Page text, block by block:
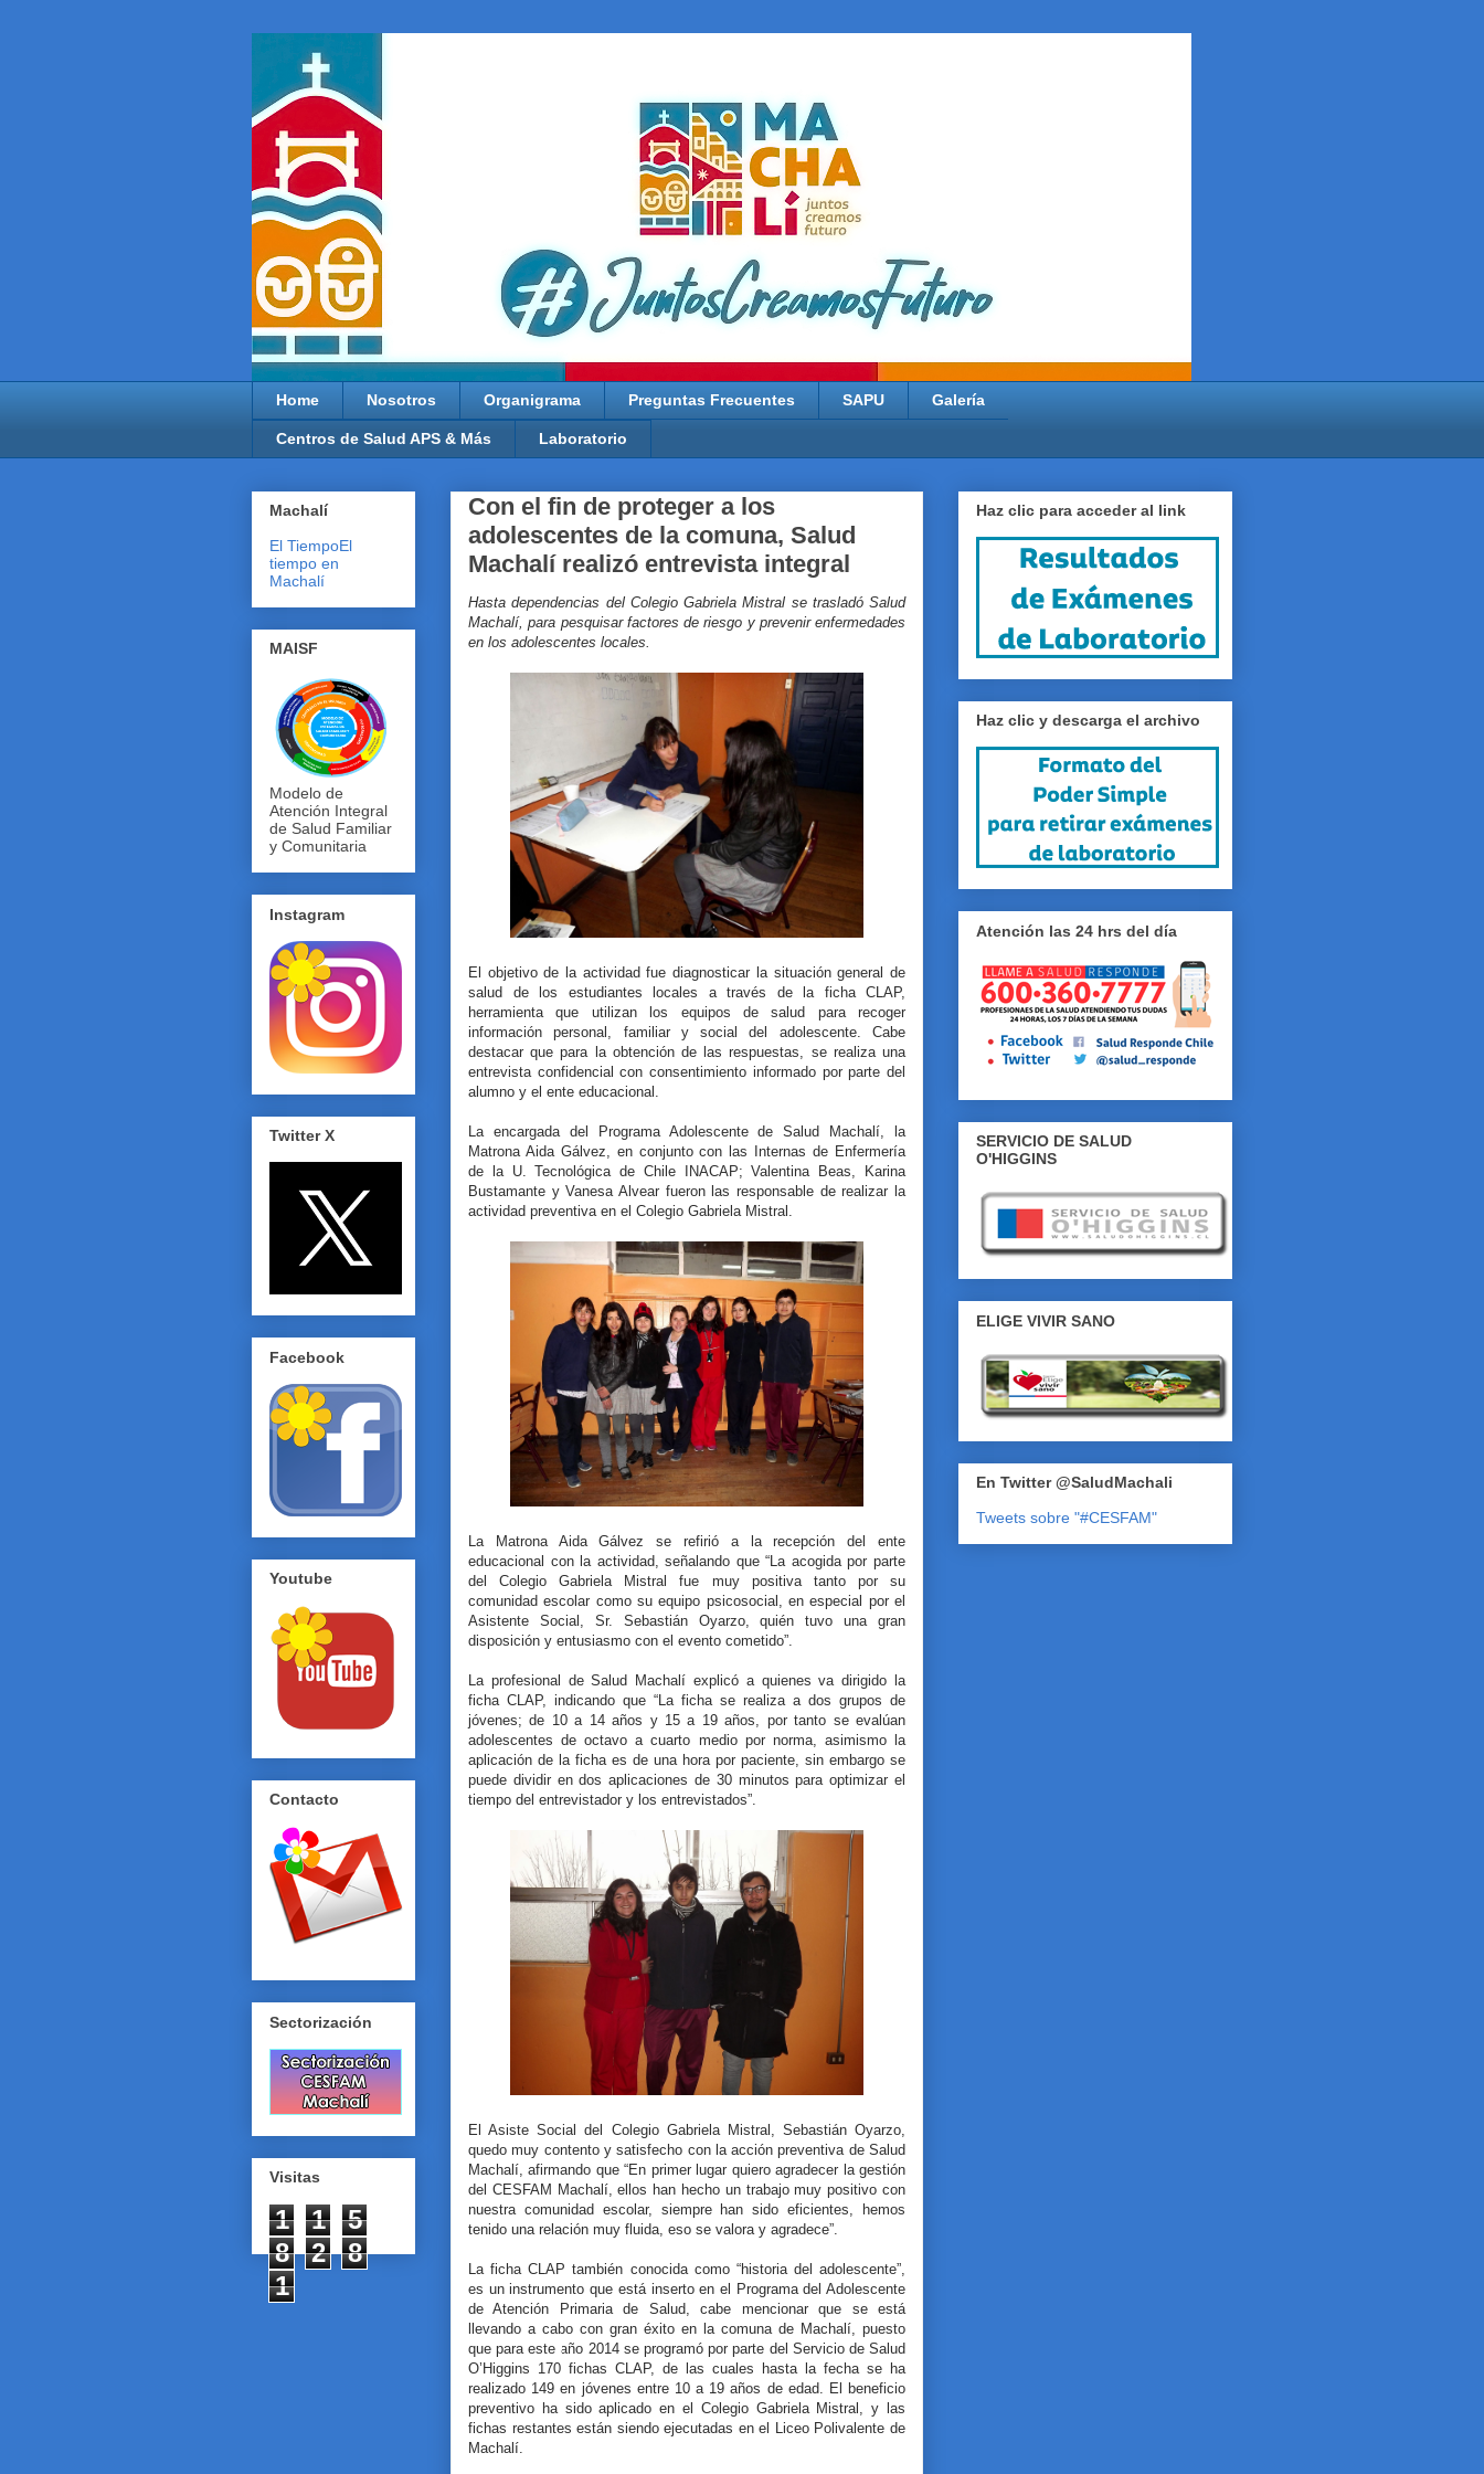
Home Nosotros Organigrama Preguntas Frecuentes SAPU Galería
Centros de Salud APS & Más Laboratorio
Con el fin de proteger a los
adolescentes de la comuna, Salud
Machalí realizó entrevista integral
Hasta dependencias del Colegio Gabriela Mistral se trasladó Salud
Machalí, para pesquisar factores de riesgo y prevenir enfermedades
en los adolescentes locales.
El objetivo de la actividad fue diagnosticar la situación general de
salud de los estudiantes locales a través de la ficha CLAP,
herramienta que utilizan los equipos de salud para recoger
información personal, familiar y social del adolescente. Cabe
destacar que para la obtención de las respuestas, se realiza una
entrevista confidencial con consentimiento informado por parte del
alumno y el ente educacional.
La encargada del Programa Adolescente de Salud Machalí, la
Matrona Aida Gálvez, en conjunto con las Internas de Enfermería
de la U. Tecnológica de Chile INACAP; Valentina Beas, Karina
Bustamante y Vanesa Alvear fueron las responsable de realizar la
actividad preventiva en el Colegio Gabriela Mistral.
La Matrona Aida Gálvez se refirió a la recepción del ente
educacional con la actividad, señalando que “La acogida por parte
del Colegio Gabriela Mistral fue muy positiva tanto por su
comunidad escolar como su equipo psicosocial, en especial por el
Asistente Social, Sr. Sebastián Oyarzo, quién tuvo una gran
disposición y entusiasmo con el evento cometido”.
La profesional de Salud Machalí explicó a quienes va dirigido la
ficha CLAP, indicando que “La ficha se realiza a dos grupos de
jóvenes; de 10 a 14 años y 15 a 19 años, por tanto se evalúan
adolescentes de octavo a cuarto medio por norma, asimismo la
aplicación de la ficha es de una hora por paciente, sin embargo se
puede dividir en dos aplicaciones de 30 minutos para optimizar el
tiempo del entrevistador y los entrevistados”.
El Asiste Social del Colegio Gabriela Mistral, Sebastián Oyarzo,
quedo muy contento y satisfecho con la acción preventiva de Salud
Machalí, afirmando que “En primer lugar quiero agradecer la gestión
del CESFAM Machalí, ellos han hecho un trabajo muy positivo con
nuestra comunidad escolar, siempre han sido eficientes, hemos
tenido una relación muy fluida, eso se valora y agradece”.
La ficha CLAP también conocida como “historia del adolescente”,
es un instrumento que está inserto en el Programa del Adolescente
de Atención Primaria de Salud, cabe mencionar que se está
llevando a cabo con gran éxito en la comuna de Machalí, puesto
que para este año 2014 se programó por parte del Servicio de Salud
O’Higgins 170 fichas CLAP, de las cuales hasta la fecha se ha
realizado 149 en jóvenes entre 10 a 19 años de edad. El beneficio
preventivo ha sido aplicado en el Colegio Gabriela Mistral, y las
fichas restantes están siendo ejecutadas en el Liceo Polivalente de
Machalí.
Machalí
El TiempoEl
tiempo en
Machalí
MAISF
Modelo de
Atención Integral
de Salud Familiar
y Comunitaria
Instagram
Twitter X
Facebook
Youtube
Contacto
Sectorización
Visitas
1 1
5
8
2
8
1
Haz clic para acceder al link
Haz clic y descarga el archivo
Atención las 24 hrs del día
SERVICIO DE SALUD
O'HIGGINS
ELIGE VIVIR SANO
En Twitter @SaludMachali
Tweets sobre "#CESFAM"